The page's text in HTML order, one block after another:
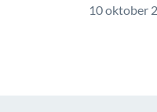
10 oktober